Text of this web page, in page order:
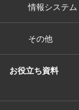
情報システ
その他
お役立ち資料